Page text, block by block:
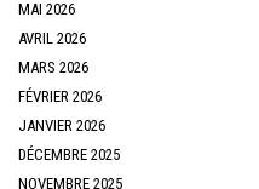
MAI 2026
AVRIL 2026
MARS 2026
FÉVRIER 2026
JANVIER 2026
DÉCEMBRE 2025
NOVEMBRE 2025